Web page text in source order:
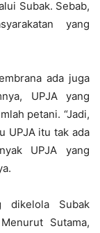
Subak. Sebab,
yang
ada juga
UPJA yang
petani. “Jadi,
UPJA itu tak ada
UPJA yang
dikelola Subak
Sutama,